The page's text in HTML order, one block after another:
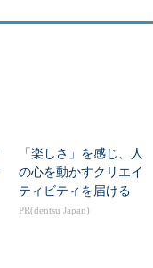
「楽しさ」を感じ、人
の心を動かすクリエイ
ティビティを届ける
PR(dentsu Japan)